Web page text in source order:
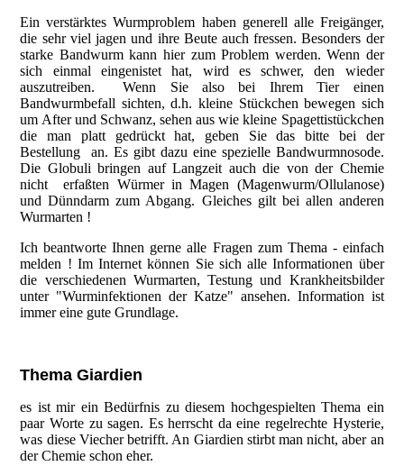
Ein verstärktes Wurmproblem haben generell alle Freigänger,
die sehr viel jagen und ihre Beute auch fressen. Besonders der
starke Bandwurm kann hier zum Problem werden. Wenn der
sich einmal eingenistet hat, wird es schwer, den wieder
auszutreiben. Wenn Sie also bei Ihrem Tier einen
Bandwurmbefall sichten, d.h. kleine Stückchen bewegen sich
um After und Schwanz, sehen aus wie kleine Spagettistückchen
die man platt gedrückt hat, geben Sie das bitte bei der
Bestellung an. Es gibt dazu eine spezielle Bandwurmnosode.
Die Globuli bringen auf Langzeit auch die von der Chemie
nicht erfaßten Würmer in Magen (Magenwurm/Ollulanose)
und Dünndarm zum Abgang. Gleiches gilt bei allen anderen
Wurmarten !
Ich beantworte Ihnen gerne alle Fragen zum Thema - einfach
melden ! Im Internet können Sie sich alle Informationen über
die verschiedenen Wurmarten, Testung und Krankheitsbilder
unter "Wurminfektionen der Katze" ansehen. Information ist
immer eine gute Grundlage.
Thema Giardien
es ist mir ein Bedürfnis zu diesem hochgespielten Thema ein
paar Worte zu sagen. Es herrscht da eine regelrechte Hysterie,
was diese Viecher betrifft. An Giardien stirbt man nicht, aber an
der Chemie schon eher.